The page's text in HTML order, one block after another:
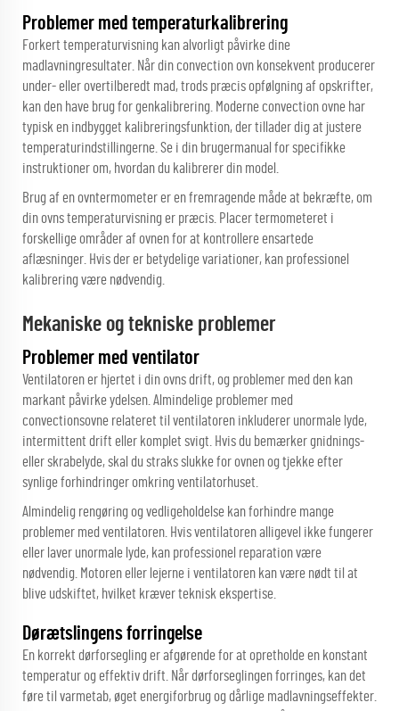
Problemer med temperaturkalibrering
Forkert temperaturvisning kan alvorligt påvirke dine
madlavningresultater. Når din convection ovn konsekvent producerer
under- eller overtilberedt mad, trods præcis opfølgning af opskrifter,
kan den have brug for genkalibrering. Moderne convection ovne har
typisk en indbygget kalibreringsfunktion, der tillader dig at justere
temperaturindstillingerne. Se i din brugermanual for specifikke
instruktioner om, hvordan du kalibrerer din model.
Brug af en ovntermometer er en fremragende måde at bekræfte, om
din ovns temperaturvisning er præcis. Placer termometeret i
forskellige områder af ovnen for at kontrollere ensartede
aflæsninger. Hvis der er betydelige variationer, kan professionel
kalibrering være nødvendig.
Mekaniske og tekniske problemer
Problemer med ventilator
Ventilatoren er hjertet i din ovns drift, og problemer med den kan
markant påvirke ydelsen. Almindelige problemer med
convectionsovne relateret til ventilatoren inkluderer unormale lyde,
intermittent drift eller komplet svigt. Hvis du bemærker gnidnings-
eller skrabelyde, skal du straks slukke for ovnen og tjekke efter
synlige forhindringer omkring ventilatorhuset.
Almindelig rengøring og vedligeholdelse kan forhindre mange
problemer med ventilatoren. Hvis ventilatoren alligevel ikke fungerer
eller laver unormale lyde, kan professionel reparation være
nødvendig. Motoren eller lejerne i ventilatoren kan være nødt til at
blive udskiftet, hvilket kræver teknisk ekspertise.
Dørætslingens forringelse
En korrekt dørforsegling er afgørende for at opretholde en konstant
temperatur og effektiv drift. Når dørforseglingen forringes, kan det
føre til varmetab, øget energiforbrug og dårlige madlavningseffekter.